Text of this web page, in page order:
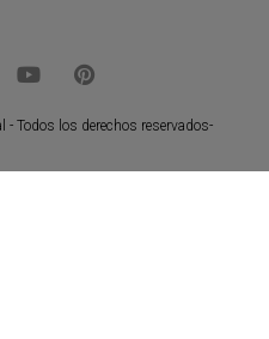
Todos los derechos reservados-